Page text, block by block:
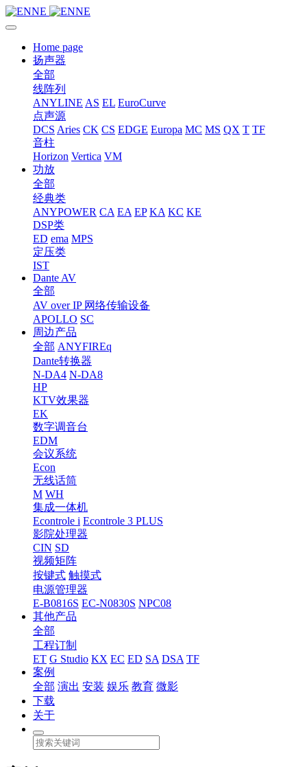
Home page
扬声器
全部
线阵列
ANYLINE AS EL EuroCurve
点声源
DCS Aries CK CS EDGE Europa MC MS QX T TF
音柱
Horizon Vertica VM
功放
全部
经典类
ANYPOWER CA EA EP KA KC KE
DSP类
ED ema MPS
定压类
IST
Dante AV
全部
AV over IP 网络传输设备
APOLLO SC
周边产品
全部 ANYFIREq
Dante转换器
N-DA4 N-DA8
HP
KTV效果器
EK
数字调音台
EDM
会议系统
Econ
无线话筒
M WH
集成一体机
Econtrole i Econtrole 3 PLUS
影院处理器
CIN SD
视频矩阵
按键式 触摸式
电源管理器
E-B0816S EC-N0830S NPC08
其他产品
全部
工程订制
ET G Studio KX EC ED SA DSA TF
案例
全部 演出 安装 娱乐 教育 微影
下载
关于